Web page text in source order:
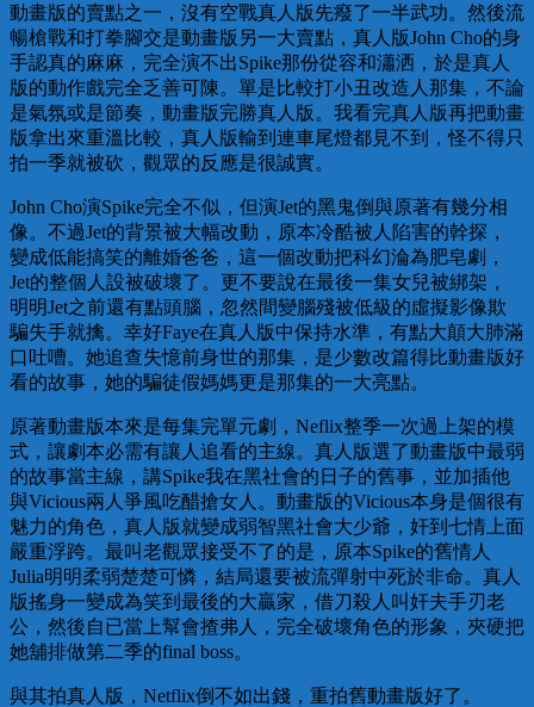
動畫版的賣點之一，沒有空戰真人版先癈了一半武功。然後流
暢槍戰和打拳腳交是動畫版另一大賣點，真人版John Cho的身
手認真的麻麻，完全演不出Spike那份從容和瀟洒，於是真人
版的動作戲完全乏善可陳。單是比較打小丑改造人那集，不論
是氣氛或是節奏，動畫版完勝真人版。我看完真人版再把動畫
版拿出來重溫比較，真人版輸到連車尾燈都見不到，怪不得只
拍一季就被砍，觀眾的反應是很誠實。
John Cho演Spike完全不似，但演Jet的黑鬼倒與原著有幾分相
像。不過Jet的背景被大幅改動，原本冷酷被人陷害的幹探，
變成低能搞笑的離婚爸爸，這一個改動把科幻淪為肥皂劇，
Jet的整個人設被破壞了。更不要說在最後一集女兒被綁架，
明明Jet之前還有點頭腦，忽然間變腦殘被低級的虛擬影像欺
騙失手就擒。幸好Faye在真人版中保持水準，有點大顛大肺滿
口吐嘈。她追查失憶前身世的那集，是少數改篇得比動畫版好
看的故事，她的騙徒假媽媽更是那集的一大亮點。
原著動畫版本來是每集完單元劇，Neflix整季一次過上架的模
式，讓劇本必需有讓人追看的主線。真人版選了動畫版中最弱
的故事當主線，講Spike我在黑社會的日子的舊事，並加插他
與Vicious兩人爭風吃醋搶女人。動畫版的Vicious本身是個很有
魅力的角色，真人版就變成弱智黑社會大少爺，奸到七情上面
嚴重浮跨。最叫老觀眾接受不了的是，原本Spike的舊情人
Julia明明柔弱楚楚可憐，結局還要被流彈射中死於非命。真人
版搖身一變成為笑到最後的大贏家，借刀殺人叫奸夫手刃老
公，然後自已當上幫會揸弗人，完全破壞角色的形象，夾硬把
她舖排做第二季的final boss。
與其拍真人版，Netflix倒不如出錢，重拍舊動畫版好了。